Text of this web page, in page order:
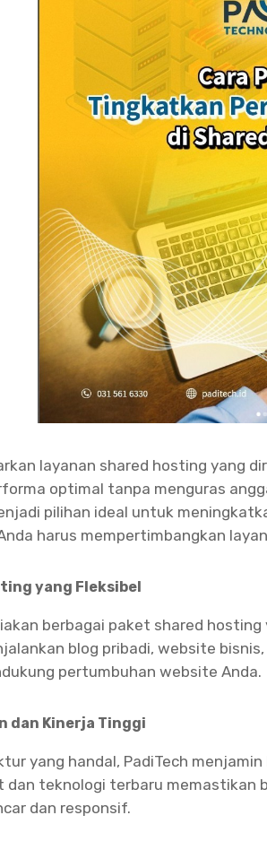
layanan shared hosting yang
optimal tanpa menguras
pilihan ideal untuk
harus mempertimbangkan
yang Fleksibel
berbagai paket shared
blog pribadi, website
pertumbuhan website Anda.
dan Kinerja Tinggi
yang handal, PadiTech
dan teknologi terbaru memastikan
dan responsif.